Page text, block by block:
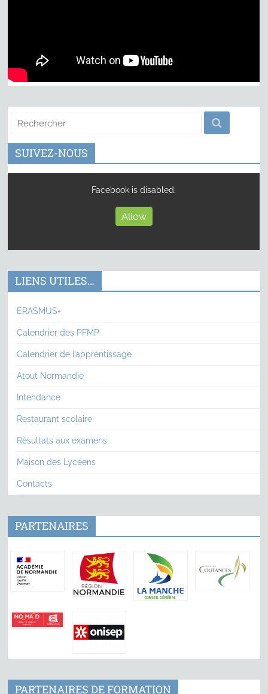
SUIVEZ-NOUS
Facebook is disabled.
Allow
LIENS UTILES…
ERASMUS+
Calendrier des PFMP
Calendrier de l’apprentissage
Atout Normandie
Intendance
Restaurant scolaire
Résultats aux examens
Maison des Lycéens
Contacts
PARTENAIRES
PARTENAIRES DE FORMATION